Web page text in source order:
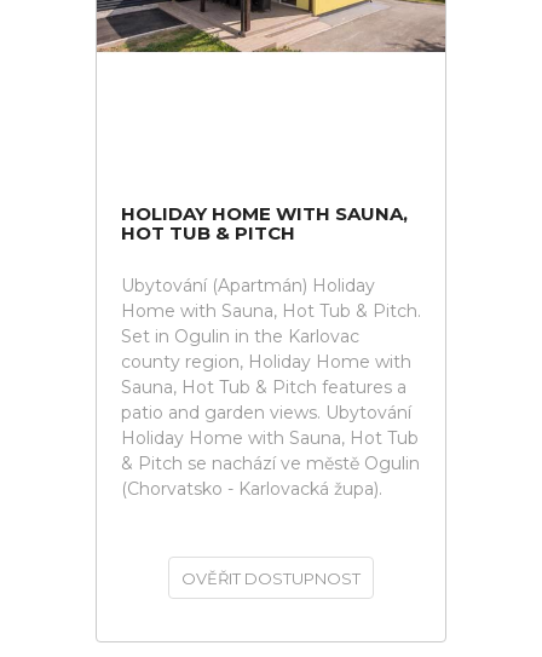
HOLIDAY HOME WITH SAUNA,
HOT TUB & PITCH
Ubytování (Apartmán) Holiday
Home with Sauna, Hot Tub & Pitch.
Set in Ogulin in the Karlovac
county region, Holiday Home with
Sauna, Hot Tub & Pitch features a
patio and garden views. Ubytování
Holiday Home with Sauna, Hot Tub
& Pitch se nachází ve městě Ogulin
(Chorvatsko - Karlovacká župa).
OVĚŘIT DOSTUPNOST